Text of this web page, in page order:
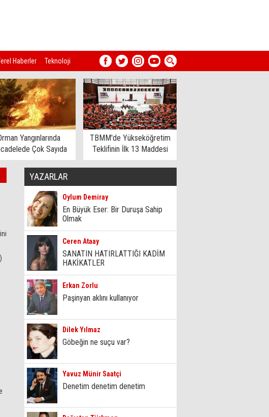
Haberler Teknoloji
Yangınlarında
Çok Sayıda
Ev Tahliye Edildi
TBMM'de Yükseköğretim
Teklifinin İlk 13 Maddesi
Kabul Edildi
YAZARLAR
Oylum Demiray
En Büyük Eser: Bir Duruşa Sahip
Olmak
Ceren Ataay
SANATIN HATIRLATTIĞI KADİM
HAKİKATLER
Erkan Zorlu
Paşinyan aklını kullanıyor
Dilek Yılmaz
Göbeğin ne suçu var?
Yavuz Münir Saatçi
Denetim denetim denetim